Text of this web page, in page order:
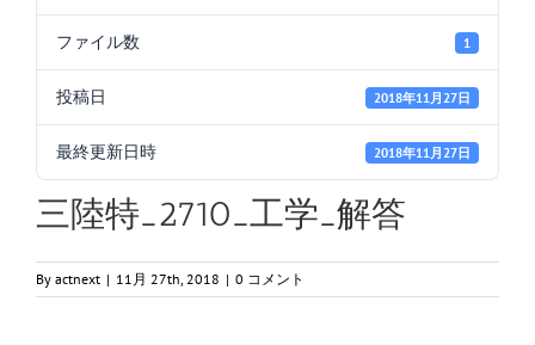
ファイル数 1
投稿日 2018年11月27日
最終更新日時 2018年11月27日
三陸特_2710_工学_解答
By actnext | 11月 27th, 2018 | 0 コメント